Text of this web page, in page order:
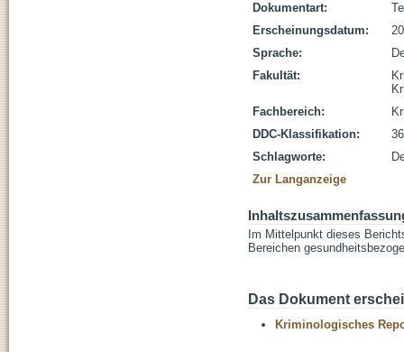
Dokumentart:
Erscheinungsdatum:
Sprache:
Fakultät:
Fachbereich:
DDC-Klassifikation:
Schlagworte:
Zur Langanzeige
Im Mittelpunkt dieses
Bereichen
Das Dokument
Kriminologisches